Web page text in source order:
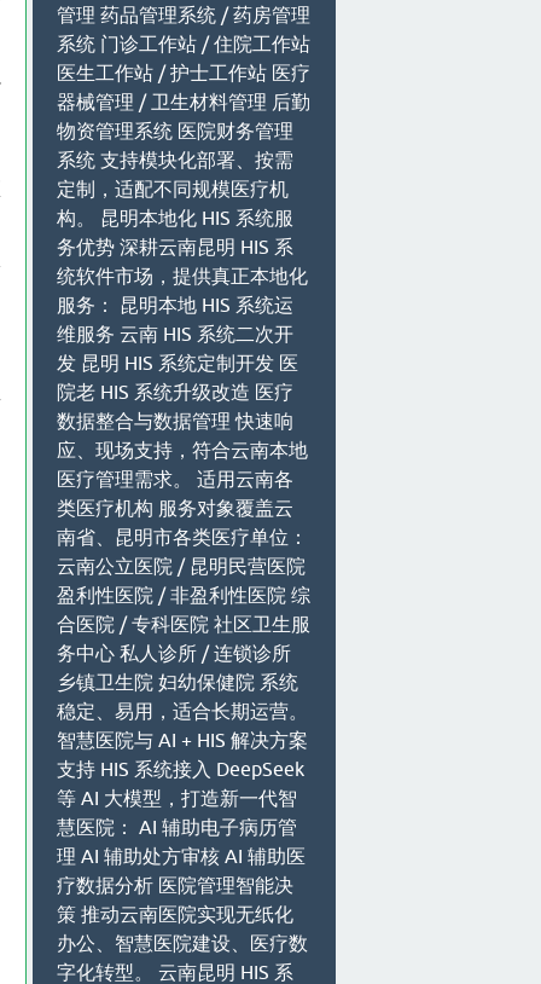
管理 药品管理系统 / 药房管理
系统 门诊工作站 / 住院工作站
医生工作站 / 护士工作站 医疗
器械管理 / 卫生材料管理 后勤
物资管理系统 医院财务管理
系统 支持模块化部署、按需
定制，适配不同规模医疗机
构。 昆明本地化 HIS 系统服
务优势 深耕云南昆明 HIS 系
统软件市场，提供真正本地化
服务： 昆明本地 HIS 系统运
维服务 云南 HIS 系统二次开
发 昆明 HIS 系统定制开发 医
院老 HIS 系统升级改造 医疗
数据整合与数据管理 快速响
应、现场支持，符合云南本地
医疗管理需求。 适用云南各
类医疗机构 服务对象覆盖云
南省、昆明市各类医疗单位：
云南公立医院 / 昆明民营医院
盈利性医院 / 非盈利性医院 综
合医院 / 专科医院 社区卫生服
务中心 私人诊所 / 连锁诊所
乡镇卫生院 妇幼保健院 系统
稳定、易用，适合长期运营。
智慧医院与 AI + HIS 解决方案
支持 HIS 系统接入 DeepSeek
等 AI 大模型，打造新一代智
慧医院： AI 辅助电子病历管
理 AI 辅助处方审核 AI 辅助医
疗数据分析 医院管理智能决
策 推动云南医院实现无纸化
办公、智慧医院建设、医疗数
字化转型。 云南昆明 HIS 系